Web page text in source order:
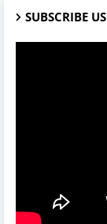
SUBSCRIBE US